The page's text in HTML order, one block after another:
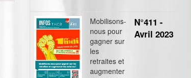
Mobilisons-
nous pour
gagner sur
les
retraites et
augmenter
N°411 -
Avril 2023